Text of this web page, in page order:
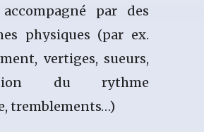
par des
physiques (par ex.
vertiges, sueurs,
du rythme
tremblements…)